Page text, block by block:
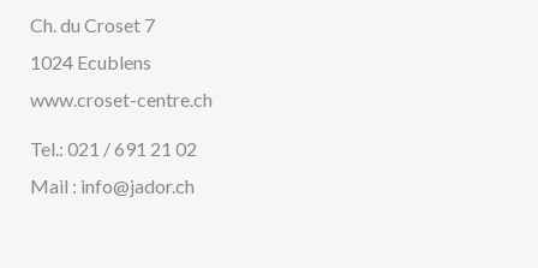
Ch. du Croset 7
1024 Ecublens
www.croset-centre.ch
Tel.: 021 / 691 21 02
Mail : info@jador.ch